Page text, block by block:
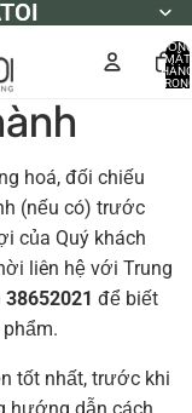
MẶT
hoá, đối chiếu
(nếu có) trước
của Quý khách
liên hệ với Trung
38652021 để biết
tốt nhất, trước khi